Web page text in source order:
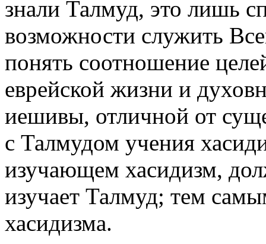
знали Талмуд, это лишь
возможности служить
понять соотношение
еврейской жизни и
иешивы, отличной от
с Талмудом учения
изучающем хасидизм,
изучает Талмуд; тем
хасидизма.